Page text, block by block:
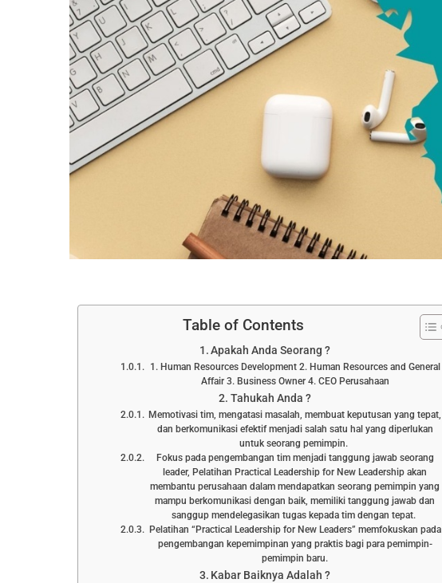
Table of Contents
Apakah Anda Seorang ?
1. Human Resources Development 2. Human Resources and General
Affair 3. Business Owner 4. CEO Perusahaan
Tahukah Anda ?
Memotivasi tim, mengatasi masalah, membuat keputusan yang tepat,
dan berkomunikasi efektif menjadi salah satu hal yang diperlukan
untuk seorang pemimpin.
Fokus pada pengembangan tim menjadi tanggung jawab seorang
leader, Pelatihan Practical Leadership for New Leadership akan
membantu perusahaan dalam mendapatkan seorang pemimpin yang
mampu berkomunikasi dengan baik, memiliki tanggung jawab dan
sanggup mendelegasikan tugas kepada tim dengan tepat.
Pelatihan “Practical Leadership for New Leaders” memfokuskan pada
pengembangan kepemimpinan yang praktis bagi para pemimpin-
pemimpin baru.
Kabar Baiknya Adalah ?